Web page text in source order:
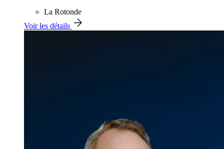
La Rotonde
Voir les détails